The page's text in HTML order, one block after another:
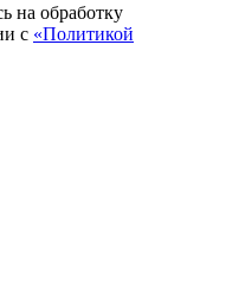
на обработку
с «Политикой